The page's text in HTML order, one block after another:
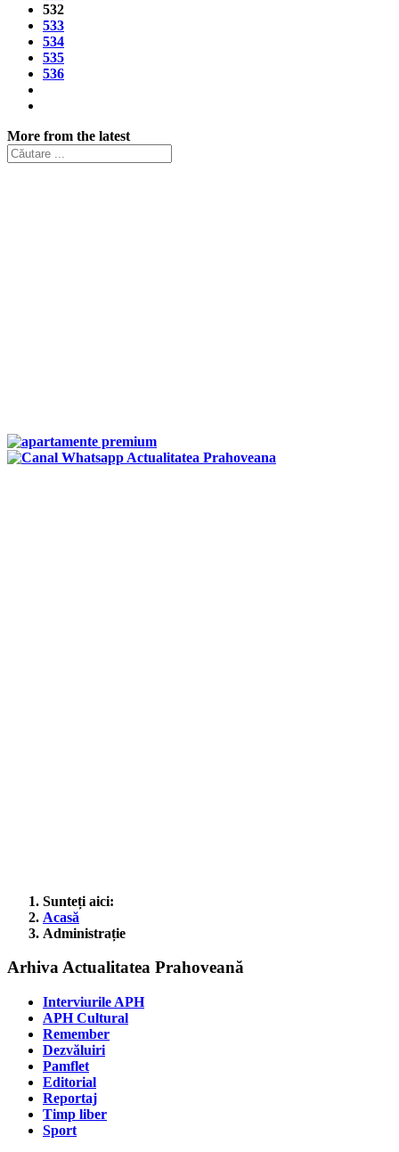
532
533
534
535
536
More from the latest
Sunteți aici:
Acasă
Administrație
Arhiva Actualitatea Prahoveană
Interviurile APH
APH Cultural
Remember
Dezvăluiri
Pamflet
Editorial
Reportaj
Timp liber
Sport